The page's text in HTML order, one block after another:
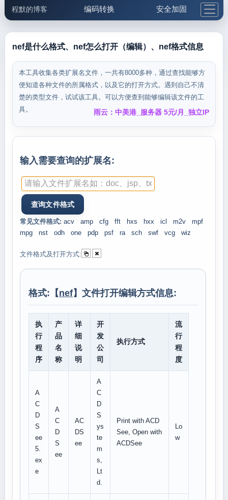
程默的博客 编码转换 安全加固
邮件工具 生活便民 更多工具
5.1支付宝大红包
nef是什么格式、nef怎么打开（编辑）、nef格式信息
本工具收集各类扩展名文件，一共有8000多种，通过查找能够方
便知道各种文件的所属格式，以及它的打开方式。遇到自己不清
楚的类型文件，试试该工具。可以方便查到能够编辑该文件的工
具。
雨云：中美港_服务器 5元/月_独立IP
输入需要查询的扩展名:
常见文件格式: acv amp cfg fft hxs hxx icl m2v
mpf
mpg
nst odh one pdp psf ra sch swf vcg wiz
文件格式及打开方式:
格式:【nef】文件打开编辑方式信息:
执
行
程
序
产
品
名
称
详
细
说
明
开
发
公
司
执行方式
流
行
程
度
A
C
D
S
ee
5.
ex
e
A
C
D
S
ee
AC
DS
ee
A
C
D
S
ys
te
m
s,
Lt
d.
Print with ACD
See, Open with
ACDSee
Lo
w